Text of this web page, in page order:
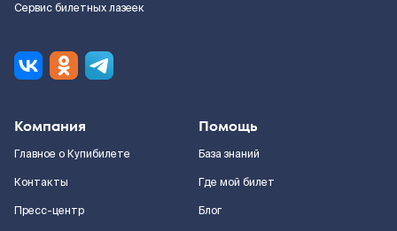
Сервис билетных лазеек
Компания
Главное о Купибилете
Контакты
Пресс-центр
Помощь
База знаний
Где мой билет
Блог